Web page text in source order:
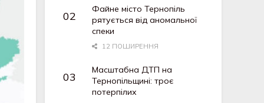
Файне місто Тернопіль
рятується від аномальної
спеки
12 ПОШИРЕННЯ
Масштабна ДТП на
Тернопільщині: троє
потерпілих